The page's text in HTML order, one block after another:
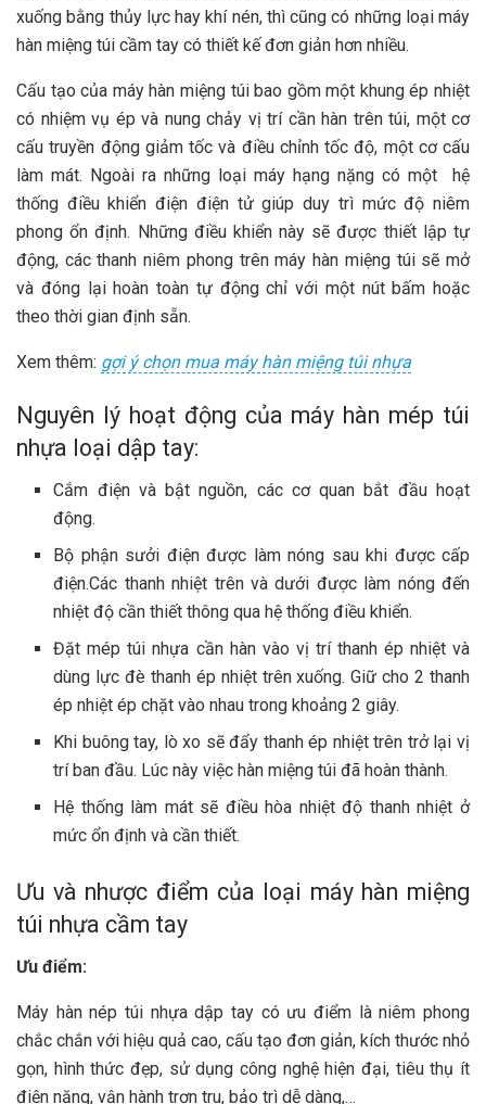
xuống bằng thủy lực hay khí nén, thì cũng có những loại máy
hàn miệng túi cầm tay có thiết kế đơn giản hơn nhiều.
Cấu tạo của máy hàn miệng túi bao gồm một khung ép nhiệt
có nhiệm vụ ép và nung chảy vị trí cần hàn trên túi, một cơ
cấu truyền động giảm tốc và điều chỉnh tốc độ, một cơ cấu
làm mát. Ngoài ra những loại máy hạng nặng có một hệ
thống điều khiển điện điện tử giúp duy trì mức độ niêm
phong ổn định. Những điều khiển này sẽ được thiết lập tự
động, các thanh niêm phong trên máy hàn miệng túi sẽ mở
và đóng lại hoàn toàn tự động chỉ với một nút bấm hoặc
theo thời gian định sẵn.
Xem thêm: gợi ý chọn mua máy hàn miệng túi nhựa
Nguyên lý hoạt động của máy hàn mép túi
nhựa loại dập tay:
Cắm điện và bật nguồn, các cơ quan bắt đầu hoạt
động.
Bộ phận sưởi điện được làm nóng sau khi được cấp
điện.Các thanh nhiệt trên và dưới được làm nóng đến
nhiệt độ cần thiết thông qua hệ thống điều khiển.
Đặt mép túi nhựa cần hàn vào vị trí thanh ép nhiệt và
dùng lực đè thanh ép nhiệt trên xuống. Giữ cho 2 thanh
ép nhiệt ép chặt vào nhau trong khoảng 2 giây.
Khi buông tay, lò xo sẽ đẩy thanh ép nhiệt trên trở lại vị
trí ban đầu. Lúc này việc hàn miệng túi đã hoàn thành.
Hệ thống làm mát sẽ điều hòa nhiệt độ thanh nhiệt ở
mức ổn định và cần thiết.
Ưu và nhược điểm của loại máy hàn miệng
túi nhựa cầm tay
Ưu điểm:
Máy hàn nép túi nhựa dập tay có ưu điểm là niêm phong
chắc chắn với hiệu quả cao, cấu tạo đơn giản, kích thước nhỏ
gọn, hình thức đẹp, sử dụng công nghệ hiện đại, tiêu thụ ít
điện năng, vận hành trơn tru, bảo trì dễ dàng,…